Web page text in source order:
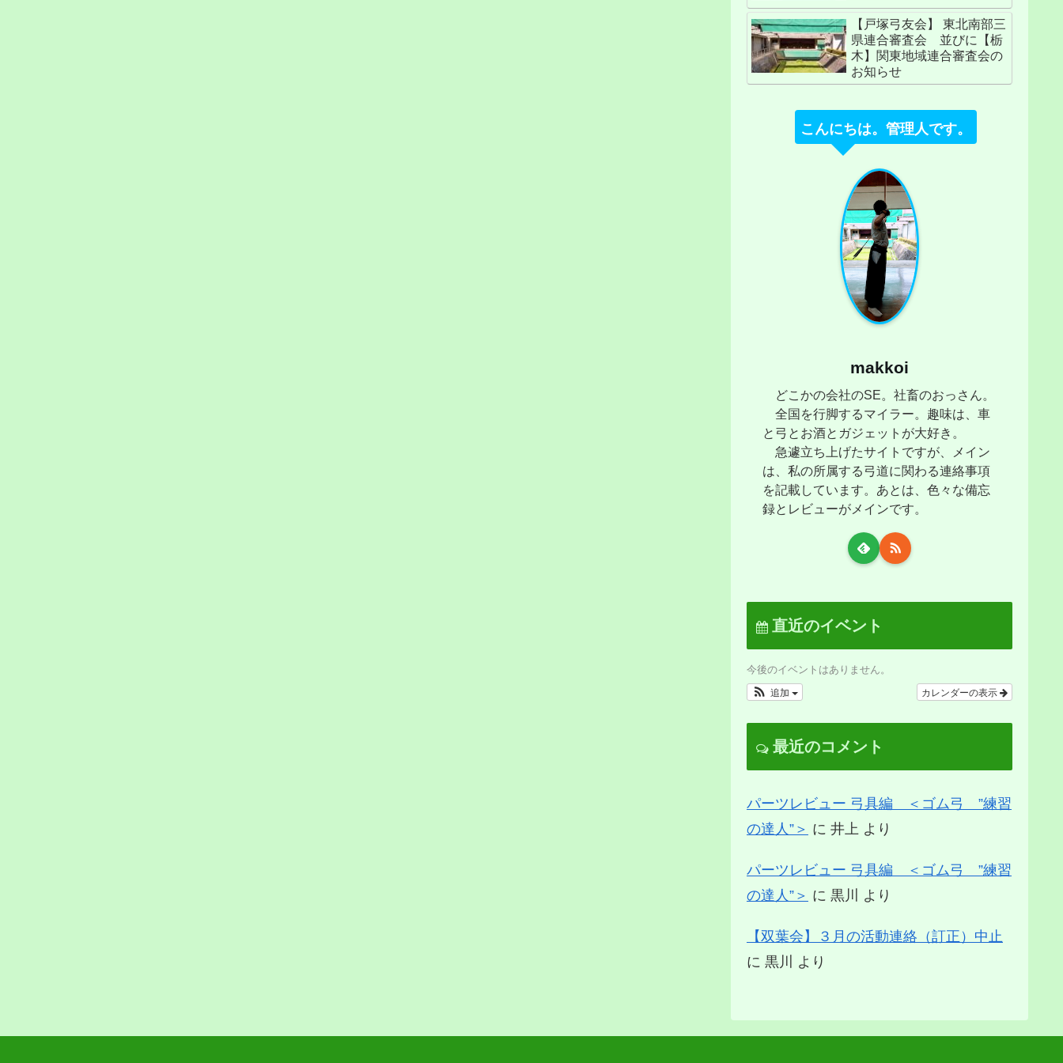
【戸塚弓友会】 東北南部三
県連合審査会 並びに【栃
木】関東地域連合審査会の
お知らせ
こんにちは。管理人です。
makkoi
どこかの会社のSE。社畜のおっさん。
全国を行脚するマイラー。趣味は、車
と弓とお酒とガジェットが大好き。
急遽立ち上げたサイトですが、メイン
は、私の所属する弓道に関わる連絡事項
を記載しています。あとは、色々な備忘
録とレビューがメインです。
直近のイベント
今後のイベントはありません。
カレンダーの表示
追加
最近のコメント
パーツレビュー 弓具編 ＜ゴム弓 ”練習
の達人”＞ に 井上 より
パーツレビュー 弓具編 ＜ゴム弓 ”練習
の達人”＞ に 黒川 より
【双葉会】３月の活動連絡（訂正）中止
に 黒川 より